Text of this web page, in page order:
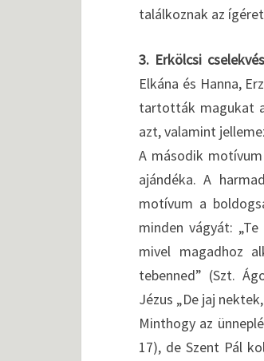
találkoznak az
3. Erkölcsi
Elkána és Hanna,
tartották magukat
azt, valamint
A második
ajándéka. A
motívum a
minden vágyát:
mivel magadhoz
tebenned” (Szt.
Jézus „De jaj
Minthogy az
17), de Szent Pál